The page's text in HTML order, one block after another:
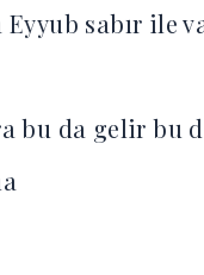
sabır ile
bu da gelir bu